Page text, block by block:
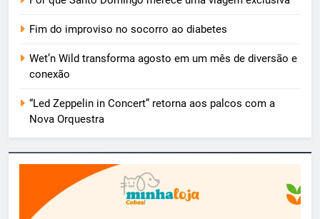
Fim do improviso no socorro ao diabetes
Wet’n Wild transforma agosto em um mês de diversão e
conexão
“Led Zeppelin in Concert” retorna aos palcos com a
Nova Orquestra